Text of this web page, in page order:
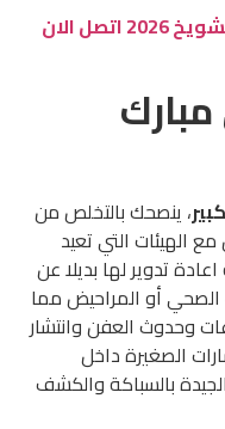
ادوات صحية في الشويخ 2026 اتصل الان
، ينصحك بالتخلص من
التي تعيد
تدوير لها بديلا عن
أو المراحيض مما
وحدوث العفن وانتشار
الصغيرة داخل
بالسباكة والكشف